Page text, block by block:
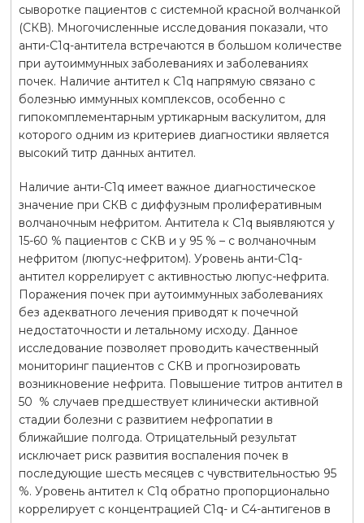
сыворотке пациентов с системной красной волчанкой
(СКВ). Многочисленные исследования показали, что
анти-C1q-антитела встречаются в большом количестве
при аутоиммунных заболеваниях и заболеваниях
почек. Наличие антител к C1q напрямую связано с
болезнью иммунных комплексов, особенно с
гипокомплементарным уртикарным васкулитом, для
которого одним из критериев диагностики является
высокий титр данных антител.
Наличие анти-C1q имеет важное диагностическое
значение при СКВ с диффузным пролиферативным
волчаночным нефритом. Антитела к C1q выявляются у
15-60 % пациентов с СКВ и у 95 % – с волчаночным
нефритом (люпус-нефритом). Уровень анти-С1q-
антител коррелирует с активностью люпус-нефрита.
Поражения почек при аутоиммунных заболеваниях
без адекватного лечения приводят к почечной
недостаточности и летальному исходу. Данное
исследование позволяет проводить качественный
мониторинг пациентов с СКВ и прогнозировать
возникновение нефрита. Повышение титров антител в
50 % случаев предшествует клинически активной
стадии болезни с развитием нефропатии в
ближайшие полгода. Отрицательный результат
исключает риск развития воспаления почек в
последующие шесть месяцев с чувствительностью 95
%. Уровень антител к С1q обратно пропорционально
коррелирует с концентрацией С1q- и С4-антигенов в